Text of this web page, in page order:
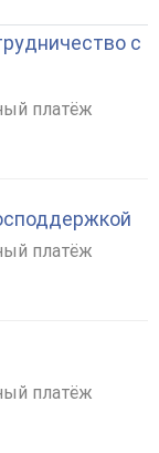
с
платёж
платёж
платёж